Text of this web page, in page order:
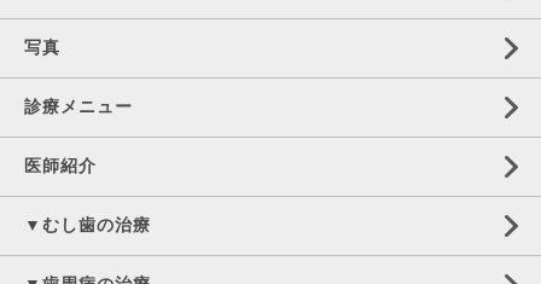
写真
診療メニュー
医師紹介
▼むし歯の治療